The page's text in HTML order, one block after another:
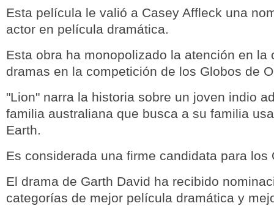
Esta película le valió a Casey Affleck una
actor en película dramática.
Esta obra ha monopolizado la atención en la
dramas en la competición de los Globos de
"Lion" narra la historia sobre un joven indio
familia australiana que busca a su familia
Earth.
Es considerada una firme candidata para los
El drama de Garth David ha recibido
categorías de mejor película dramática y